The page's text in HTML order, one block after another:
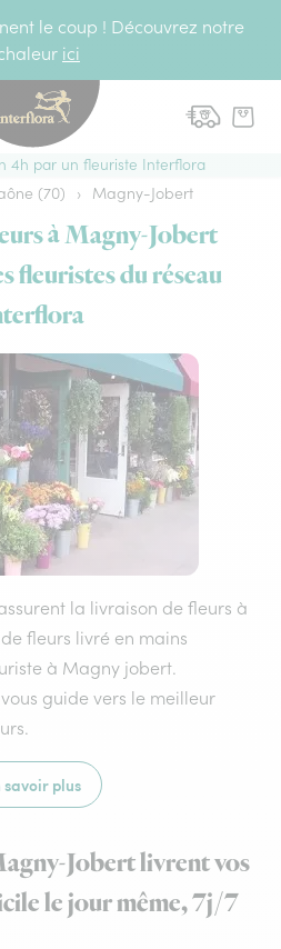
le coup ! Découvrez notre
ici
4h par un fleuriste Interflora
(70) › Magny-Jobert
à Magny-Jobert
fleuristes du réseau
la livraison de fleurs à
fleurs livré en mains
à Magny jobert.
guide vers le meilleur
savoir plus
Jobert livrent vos
le jour même, 7j/7